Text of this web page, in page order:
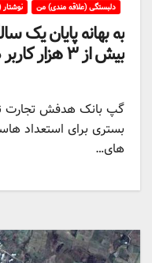
دلبستگی (علاقه مندی) من نوشتار
به بهانه پایان یک
بیش از ۳ هزار کاربر دوست داشتنی و وفادار
گپ بانک هدفش تجارت
بستری برای استعداد
های…